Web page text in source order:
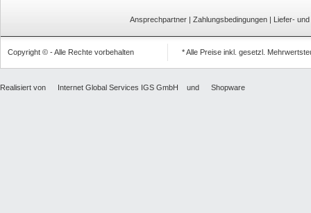
Ansprechpartner | Zahlungsbedingungen | Liefer-
Copyright © - Alle Rechte vorbehalten * Alle Preise inkl. gesetzl.
Realisiert von Internet Global Services IGS GmbH und Shopware